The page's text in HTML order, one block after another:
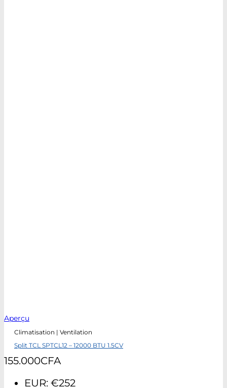
Aperçu
Climatisation | Ventilation
Split TCL SPTCL12 – 12000 BTU 1.5CV
155.000CFA
EUR: €252